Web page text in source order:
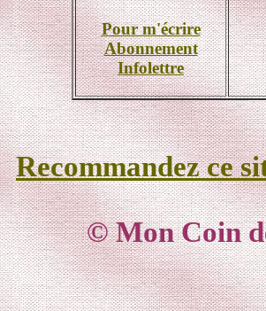
Pour m'écrire
Abonnement
Infolettre
Recommandez ce
© Mon Coin